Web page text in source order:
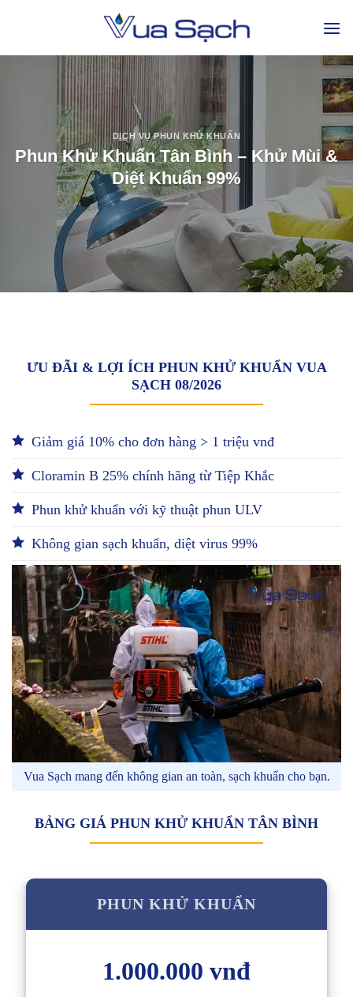
DỊCH VỤ PHUN KHỬ KHUẨN
Phun Khử Khuẩn Tân Bình – Khử Mùi &
Diệt Khuẩn 99%
ƯU ĐÃI & LỢI ÍCH PHUN KHỬ KHUẨN VUA
SẠCH 08/2026
Giảm giá 10% cho đơn hàng > 1 triệu vnđ
Cloramin B 25% chính hãng từ Tiệp Khắc
Phun khử khuẩn với kỹ thuật phun ULV
Không gian sạch khuẩn, diệt virus 99%
Vua Sạch mang đến không gian an toàn, sạch khuẩn cho bạn.
BẢNG GIÁ PHUN KHỬ KHUẨN TÂN BÌNH
PHUN KHỬ KHUẨN
1.000.000 vnđ